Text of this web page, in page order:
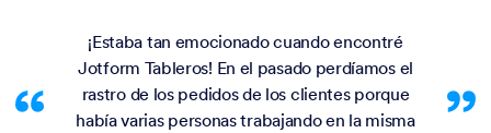
¡Estaba tan emocionado cuando encontré
Jotform Tableros! En el pasado perdíamos el
rastro de los pedidos de los clientes porque
había varias personas trabajando en la misma